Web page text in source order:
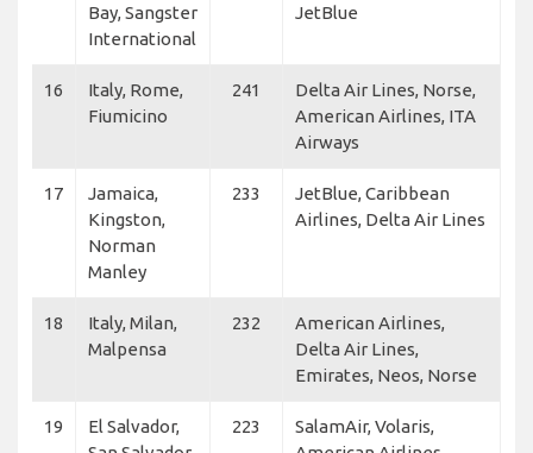
Bay, Sangster
International
JetBlue
16
Italy, Rome,
Fiumicino
241
Delta Air Lines, Norse,
American Airlines, ITA
Airways
17
Jamaica,
Kingston,
Norman
Manley
233
JetBlue, Caribbean
Airlines, Delta Air Lines
18
Italy, Milan,
Malpensa
232
American Airlines,
Delta Air Lines,
Emirates, Neos, Norse
19
El Salvador,
223
SalamAir, Volaris,